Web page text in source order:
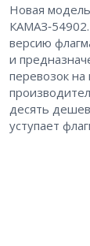
Новая
версию
и
перевозок
десять
уступает